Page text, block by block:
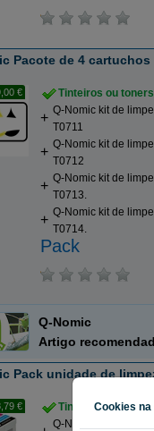
Pacote de 4 cartuchos
€
Tinteiros ou
Q-Nomic kit de
T0711
Q-Nomic kit de
T0712
Q-Nomic kit de
T0713.
Q-Nomic kit de
T0714.
Pack
Q-Nomic
Artigo
Pack unidade de
€
Tinteiros ou
Q-Nomic kit de
Cookies